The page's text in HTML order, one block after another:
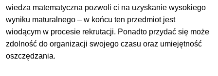
wiedza matematyczna pozwoli ci na uzyskanie wysokiego
wyniku maturalnego – w końcu ten przedmiot jest
wiodącym w procesie rekrutacji. Ponadto przydać się może
zdolność do organizacji swojego czasu oraz umiejętność
oszczędzania.